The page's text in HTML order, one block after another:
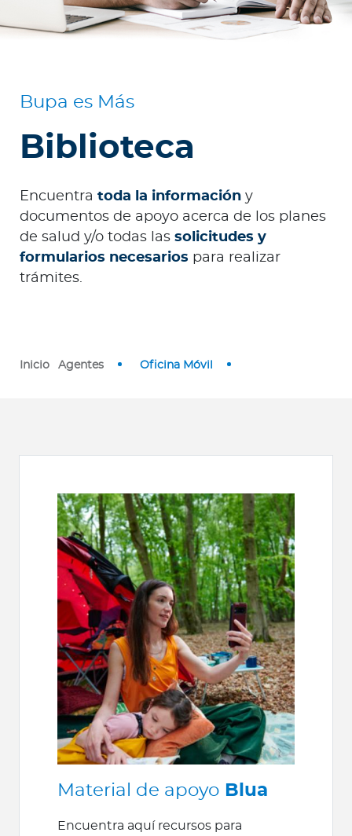
o
r
Ingresar a Mi Bupa
Para Agentes
Red de Salud
Bupa es Más
Biblioteca
Encuentra toda la información y
documentos de apoyo acerca de los planes
de salud y/o todas las solicitudes y
formularios necesarios para realizar
trámites.
Inicio Agentes Oficina Móvil
Material de apoyo Blua
Encuentra aquí recursos para